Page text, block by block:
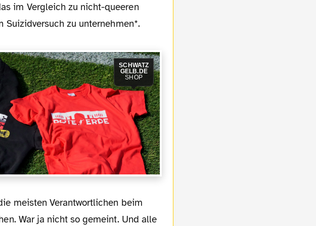
im Vergleich zu nicht-queeren
Suizidversuch zu unternehmen*.
SCHWATZ
GELB.DE
SHOP
War ja nicht so gemeint. Und alle